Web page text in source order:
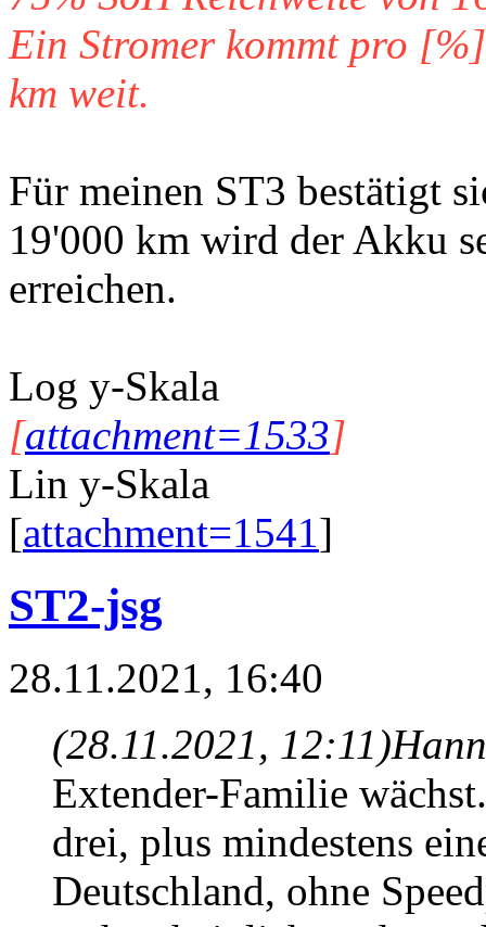
Ein Stromer kommt pro
km weit.
Für meinen ST3 bestätigt
19'000 km wird der Akku
erreichen.
Log y-Skala
[attachment=1533]
Lin y-Skala
[attachment=1541]
ST2-jsg
28.11.2021, 16:40
(28.11.2021, 12:11)
Extender-Familie
drei, plus mindestens
Deutschland, ohne